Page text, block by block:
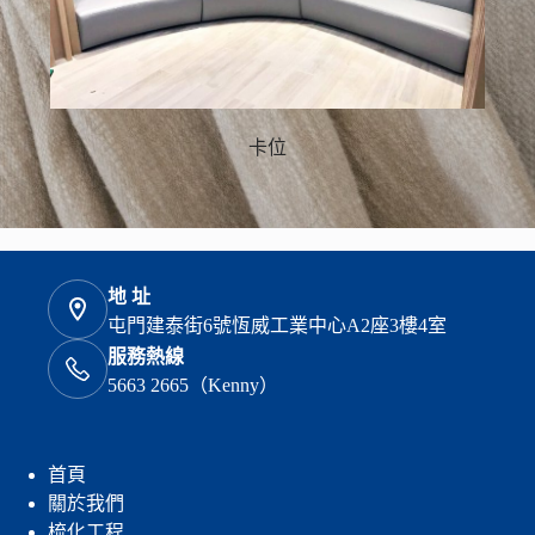
卡位
地 址
屯門建泰街6號恆威工業中心A2座3樓4室
服務熱線
5663 2665（Kenny）
首頁
關於我們